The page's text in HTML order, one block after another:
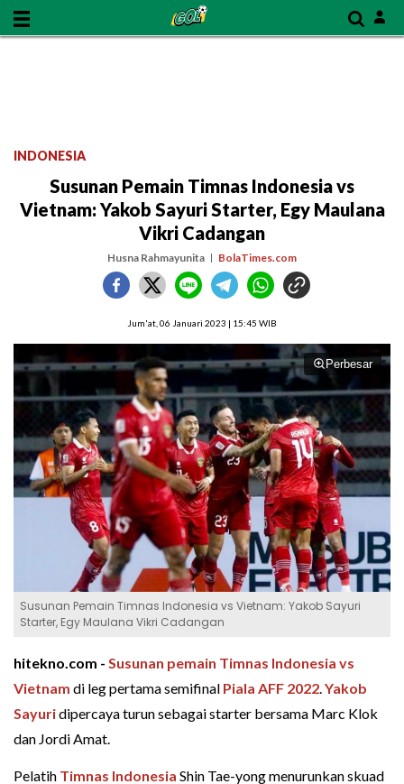
INDONESIA
Susunan Pemain Timnas Indonesia vs
Vietnam: Yakob Sayuri Starter, Egy Maulana
Vikri Cadangan
Husna Rahmayunita BolaTimes.com
Jum'at, 06 Januari 2023 | 15:45 WIB
Perbesar
Susunan Pemain Timnas Indonesia vs Vietnam: Yakob Sayuri
Starter, Egy Maulana Vikri Cadangan
hitekno.com - Susunan pemain Timnas Indonesia vs
Vietnam di leg pertama semifinal Piala AFF 2022.Yakob
Sayuridipercaya turun sebagai starter bersama Marc Klok
dan Jordi Amat.
Pelatih Timnas Indonesia Shin Tae-yong menurunkan skuad